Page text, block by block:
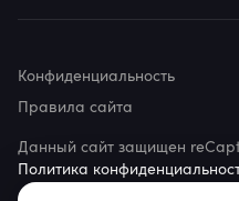
Данный сайт защищен
Политика
Конфиденциальность
Правила сайта